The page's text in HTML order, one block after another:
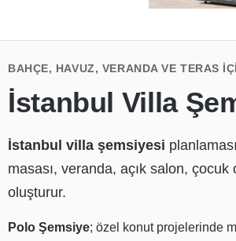
BAHÇE, HAVUZ, VERANDA VE TERAS
İstanbul Villa
İstanbul villa şemsiyesi
masası, veranda, açık salon,
oluşturur.
Polo Şemsiye; özel konut projelerinde